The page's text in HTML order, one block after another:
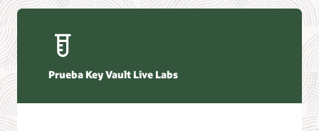
Prueba Key Vault Live Labs